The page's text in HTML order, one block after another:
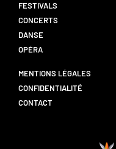
FESTIVALS
CONCERTS
DANSE
OPÉRA
MENTIONS LÉGALES
CONFIDENTIALITÉ
CONTACT